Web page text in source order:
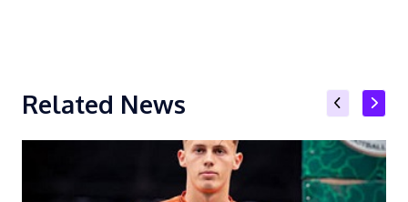
Related News